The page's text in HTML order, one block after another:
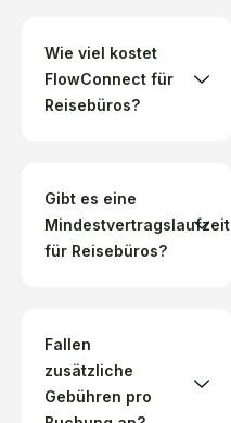
Wie viel kostet
FlowConnect für
Reisebüros?
Gibt es eine
Mindestvertragslaufzeit
für Reisebüros?
Fallen
zusätzliche
Gebühren pro